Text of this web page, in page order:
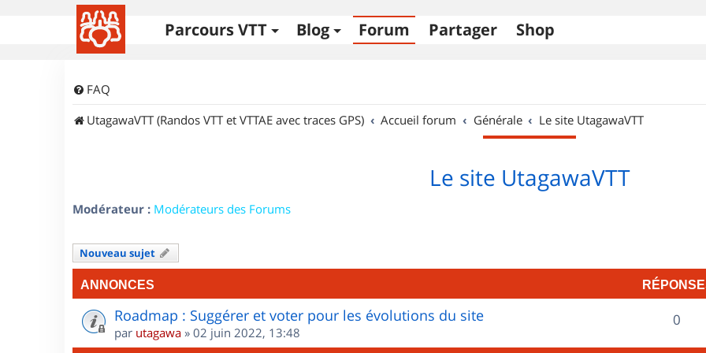
Parcours VTT Blog Forum Partager Shop
FAQ
UtagawaVTT (Randos VTT et VTTAE avec traces GPS)
Accueil forum Générale Le site UtagawaVTT
Le site UtagawaVTT
Modérateur : Modérateurs des Forums
Nouveau sujet
ANNONCES
Roadmap : Suggérer et voter pour les évolutions du site
par utagawa » 02 juin 2022, 13:48
0R
é